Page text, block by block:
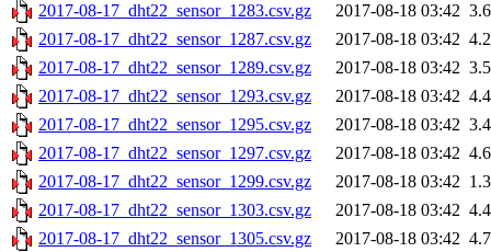
2017-08-17_dht22_sensor_1283.csv.gz
2017-08-18 03:42
2017-08-17_dht22_sensor_1287.csv.gz
2017-08-18 03:42
2017-08-17_dht22_sensor_1289.csv.gz
2017-08-18 03:42
2017-08-17_dht22_sensor_1293.csv.gz
2017-08-18 03:42
2017-08-17_dht22_sensor_1295.csv.gz
2017-08-18 03:42
2017-08-17_dht22_sensor_1297.csv.gz
2017-08-18 03:42
2017-08-17_dht22_sensor_1299.csv.gz
2017-08-18 03:42
2017-08-17_dht22_sensor_1303.csv.gz
2017-08-18 03:42
2017-08-17_dht22_sensor_1305.csv.gz
2017-08-18 03:42